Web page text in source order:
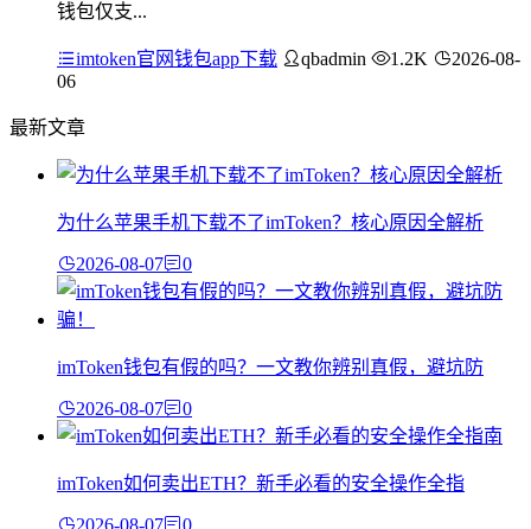
钱包仅支...
imtoken官网钱包app下载 qbadmin 1.2K
2026-08-
06
最新文章
为什么苹果手机下载不了imToken？核心原因全解析
2026-08-07 0
imToken钱包有假的吗？一文教你辨别真假，避坑防
2026-08-07 0
imToken如何卖出ETH？新手必看的安全操作全指